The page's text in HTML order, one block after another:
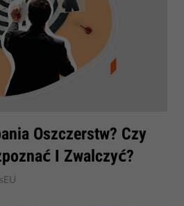
Oszczerstw? Czy
I Zwalczyć?